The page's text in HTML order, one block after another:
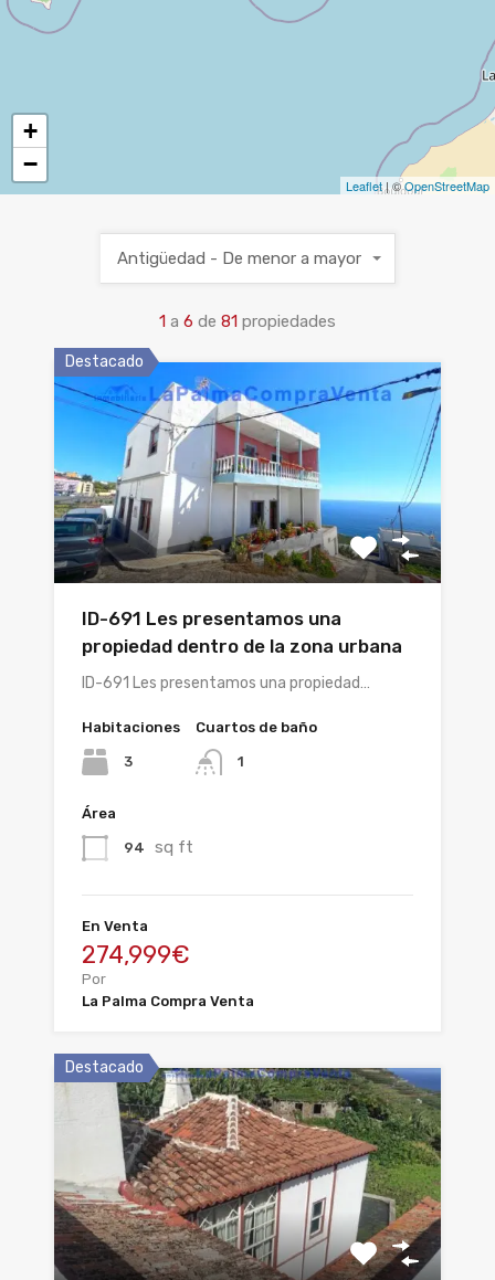
+
−
Leaflet| ©OpenStreetMap
1 a 6 de 81 propiedades
Antigüedad - De menor a mayor
Destacado
ID-691 Les presentamos una
propiedad dentro de la zona urbana
ID-691 Les presentamos una propiedad…
Habitaciones
3
Cuartos de baño
1
Área
94 sq ft
En Venta
274,999€
Por
La Palma Compra Venta
Destacado